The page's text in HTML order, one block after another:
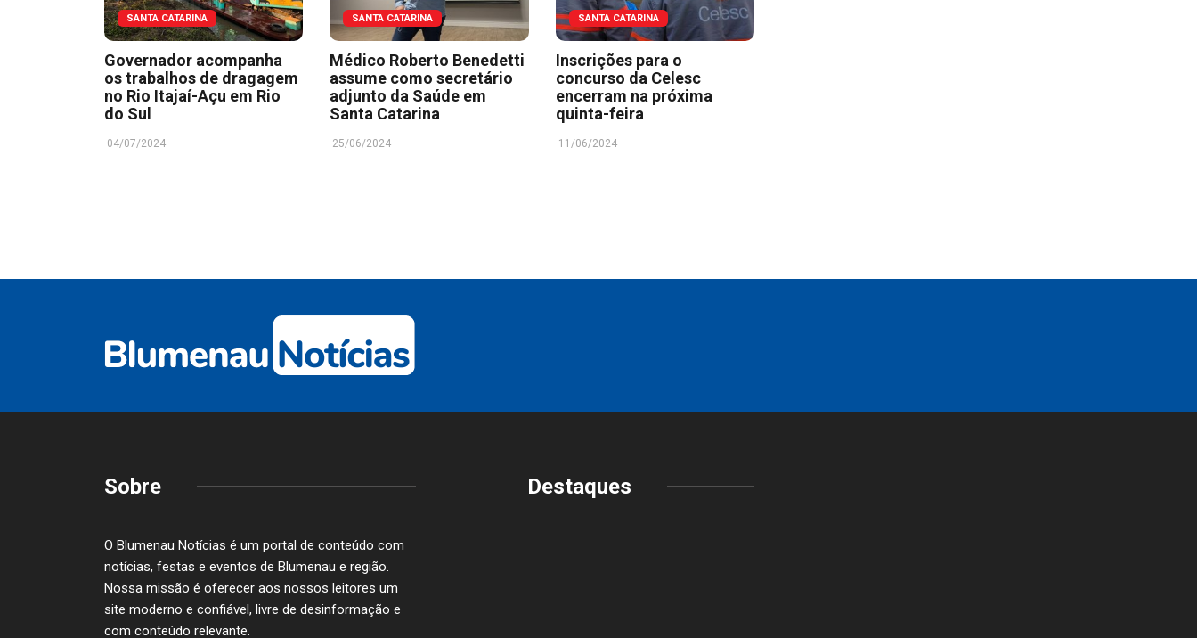
SANTA CATARINA
Governador acompanha
os trabalhos de dragagem
no Rio Itajaí-Açu em Rio
do Sul
04/07/2024
SANTA CATARINA
Médico Roberto Benedetti
assume como secretário
adjunto da Saúde em
Santa Catarina
25/06/2024
SANTA CATARINA
Inscrições para o
concurso da Celesc
encerram na próxima
quinta-feira
11/06/2024
Sobre
O Blumenau Notícias é um portal de conteúdo com
notícias, festas e eventos de Blumenau e região.
Nossa missão é oferecer aos nossos leitores um
site moderno e confiável, livre de desinformação e
com conteúdo relevante.
Destaques